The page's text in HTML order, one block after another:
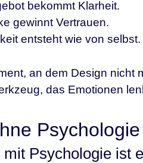
bekommt Klarheit.
gewinnt Vertrauen.
entsteht wie von selbst.
an dem Design nicht
das Emotionen
Psychologie ist